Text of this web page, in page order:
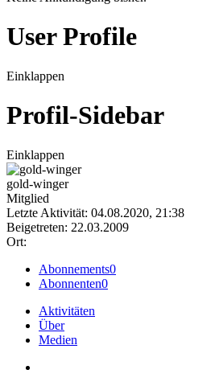
User Profile
Einklappen
Profil-Sidebar
Einklappen
gold-winger
Mitglied
Letzte Aktivität: 04.08.2020, 21:38
Beigetreten: 22.03.2009
Ort:
Abonnements0
Abonnenten0
Aktivitäten
Über
Medien